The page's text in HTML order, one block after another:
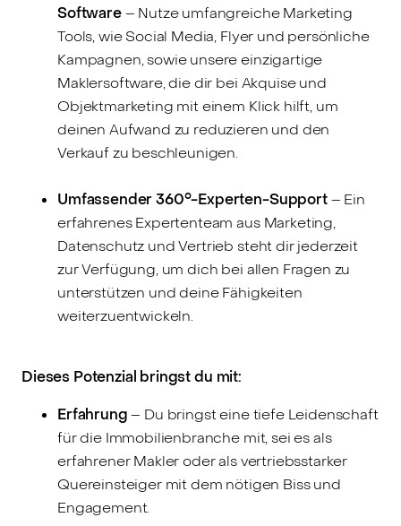
Software– Nutze umfangreiche Marketing
Tools, wie Social Media, Flyer und persönliche
Kampagnen, sowie unsere einzigartige
Maklersoftware, die dir bei Akquise und
Objektmarketing mit einem Klick hilft, um
deinen Aufwand zu reduzieren und den
Verkauf zu beschleunigen.
Umfassender 360°-Experten-Support– Ein
erfahrenes Expertenteam aus Marketing,
Datenschutz und Vertrieb steht dir jederzeit
zur Verfügung, um dich bei allen Fragen zu
unterstützen und deine Fähigkeiten
weiterzuentwickeln.
Dieses Potenzial bringst du mit:
Erfahrung– Du bringst eine tiefe Leidenschaft
für die Immobilienbranche mit, sei es als
erfahrener Makler oder als vertriebsstarker
Quereinsteiger mit dem nötigen Biss und
Engagement.